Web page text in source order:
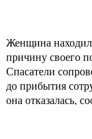
Женщина
причину своего
Спасатели
до прибытия
она